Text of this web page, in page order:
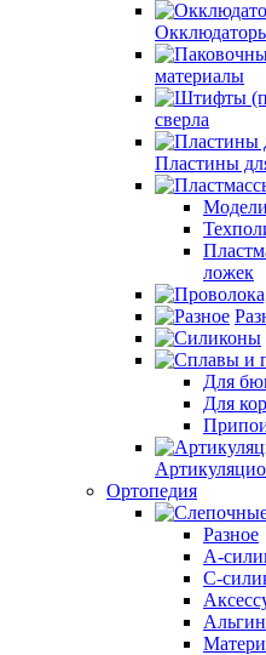
материалы
сверла
Пластины
ложек
Для
Для
Ортопедия
Разное
А-
С-